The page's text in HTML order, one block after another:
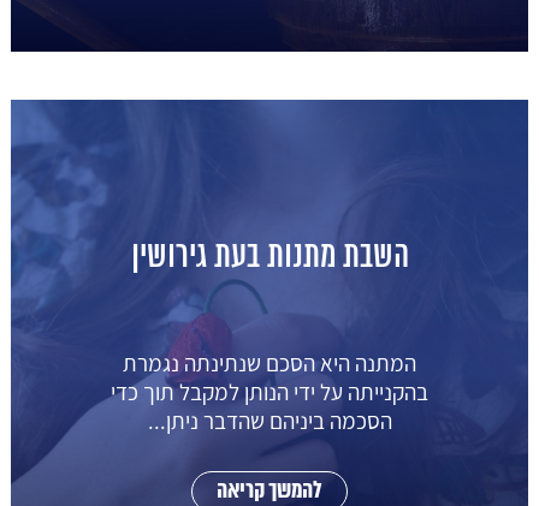
השבת מתנות בעת גירושין
המתנה היא הסכם שנתינתה נגמרת
בהקנייתה על ידי הנותן למקבל תוך כדי
הסכמה ביניהם שהדבר ניתן...
להמשך קריאה